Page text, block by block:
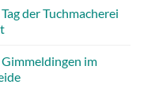
der Tuchmacherei
im